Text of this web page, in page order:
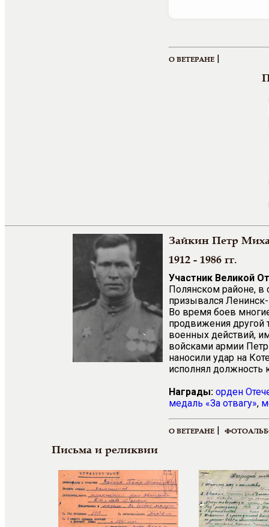
О ВЕТЕРАНЕ |
Зайкин Петр
1912 - 1986 гг.
Участник Великой
Полянском районе,
призывался
Во время боев
продвижения другой
военных действий,
войсками армии Петр
наносили удар на
исполнял должность
Награды: орден
медаль «За отвагу»,
О ВЕТЕРАНЕ |
Письма и реликвии